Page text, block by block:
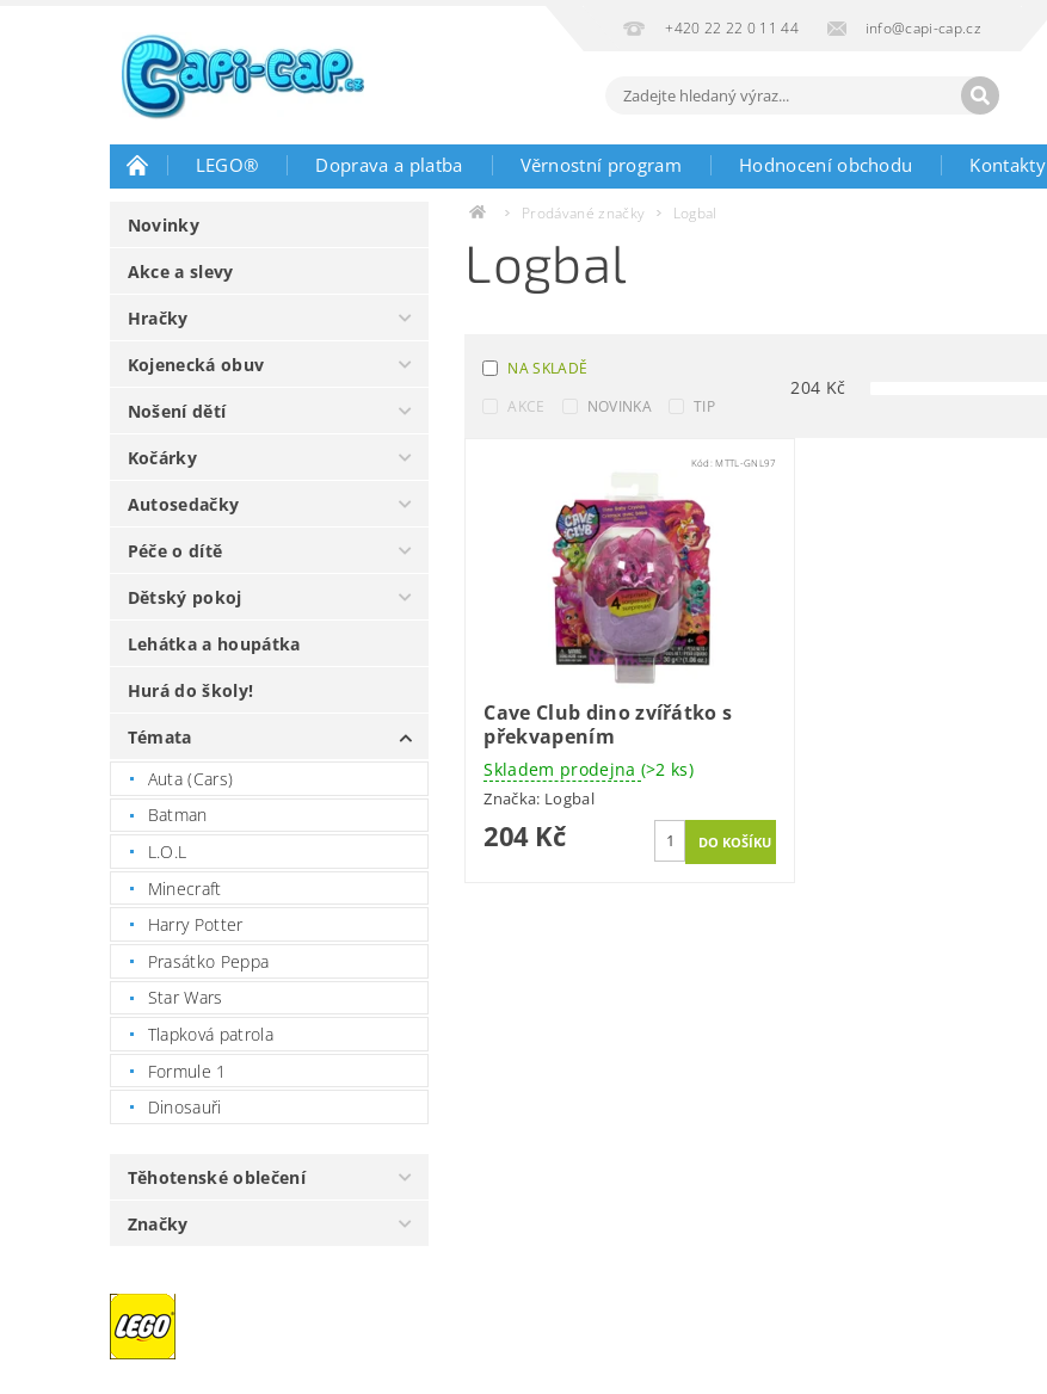
+420 22 22 0 11 44 info@capi-cap.cz
LEGO® Doprava a platba Věrnostní program Hodnocení obchodu Kontakty
Novinky
Akce a slevy
Hračky
Kojenecká obuv
Nošení dětí
Kočárky
Autosedačky
Péče o dítě
Dětský pokoj
Lehátka a houpátka
Hurá do školy!
Témata
Auta (Cars)
Batman
L.O.L
Minecraft
Harry Potter
Prasátko Peppa
Star Wars
Tlapková patrola
Formule 1
Dinosauři
Těhotenské oblečení
Značky
Prodávané značky Logbal
Logbal
NA SKLADĚ
AKCE
NOVINKA TIP
204 Kč
Kód:MTTL-GNL97
Cave Club dino zvířátko s
překvapením
Skladem prodejna (>2 ks)
Značka: Logbal
204 Kč